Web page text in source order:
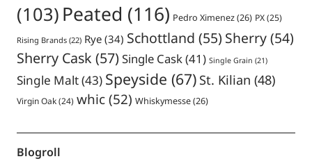
(103) Peated (116) Pedro Ximenez(26) PX(25)
Rising Brands(22) Rye(34) Schottland (55) Sherry(54)
Sherry Cask (57)Single Cask(41) Single Grain (21)
Single Malt(43) Speyside (67) St. Kilian (48)
Virgin Oak(24) whic(52) Whiskymesse(26)
Blogroll